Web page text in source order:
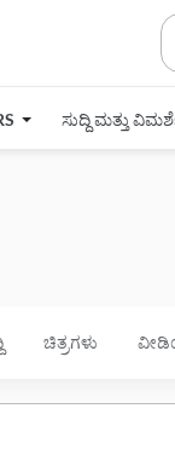
ಸುದ್ದಿ ಮತ್ತು
ಚಿತ್ರಗಳು